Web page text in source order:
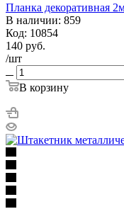
Планка декоративная
В наличии: 859
Код: 10854
140 руб.
/шт
В корзину